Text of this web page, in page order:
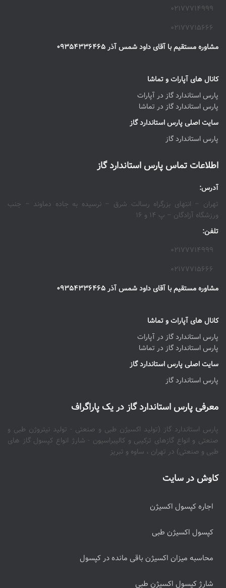
۰۲۱۷۷۷۱۴۹۹۹
۰۲۱۷۷۷۱۵۶۶۶
مشاوره مستقیم با آقای داود شمس آذر ۰۹۳۵۴۳۳۶۴۶۵
کانال های آپارات و تماشا
پارس استاندارد گاز در آپارات
پارس استاندارد گاز در تماشا
سایت اصلی پارس استاندارد گاز
پارس استاندارد گاز
اطلاعات تماس پارس استاندارد گاز
آدرس:
تهران – انتهای بزرگراه رسالت شرق – نرسیده به جاده دماوند – جنب
ورزشگاه آزادگان – پ ۱۴ و ۱۶
تلفن:
۰۲۱۷۷۷۱۴۹۹۹
۰۲۱۷۷۷۱۵۶۶۶
مشاوره مستقیم با آقای داود شمس آذر ۰۹۳۵۴۳۳۶۴۶۵
کانال های آپارات و تماشا
پارس استاندارد گاز در آپارات
پارس استاندارد گاز در تماشا
سایت اصلی پارس استاندارد گاز
پارس استاندارد گاز
معرفی پارس استاندارد گاز در یک پاراگراف
پارس استاندارد گاز (تولید اکسیژن طبی و صنعتی - تولید نیتروژن طبی و
صنعتی و انواع گازهای ترکیبی و کالیبراسیون - شارژ انواع کپسول گاز های
طبی و صنعتی) در تهران ، ساوه و تبریز
کاوش در سایت
اجاره کپسول اکسیژن
کپسول اکسیژن طبی
محاسبه میزان اکسیژن باقی مانده در کپسول
شارژ کپسول اکسیژن طبی